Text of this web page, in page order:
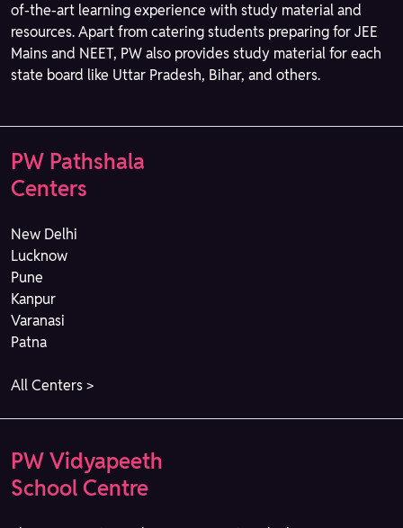
of-the-art learning experience with study material and
resources. Apart from catering students preparing for JEE
Mains and NEET, PW also provides study material for each
state board like Uttar Pradesh, Bihar, and others.
PW Pathshala
Centers
New Delhi
Lucknow
Pune
Kanpur
Varanasi
Patna
All Centers >
PW Vidyapeeth
School Centre